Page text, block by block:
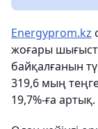
Energyprom.kz
жоғары
байқалғанын
319,6 мың
19,7%-ға артық.